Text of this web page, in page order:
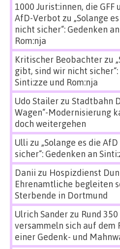
1000 Jurist:innen, die GFF
AfD-Verbot zu „Solange
nicht sicher“: Gedenken
Rom:nja
Kritischer Beobachterzu
gibt, sind wir nicht
Sinti:zze und Rom:nja
Udo Stailerzu Stadtbahn
Wagen“-Modernisierung
doch weitergehen
Ulli zu „Solange es die
sicher“: Gedenken an
Danii zu Hospizdienst
Ehrenamtliche begleiten
Sterbende in Dortmund
Ulrich Sanderzu Rund
versammeln sich auf dem
einer Gedenk- und